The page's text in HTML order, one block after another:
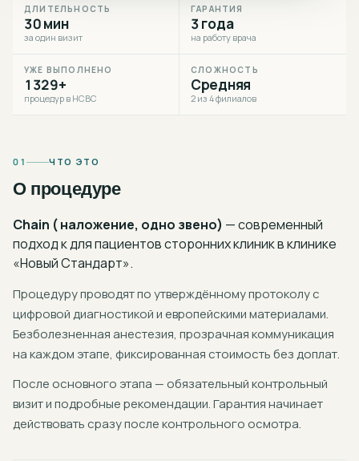
ДЛИТЕЛЬНОСТЬ
30 мин
за один визит
ГАРАНТИЯ
3 года
на работу врача
УЖЕ ВЫПОЛНЕНО
1329+
процедур в НСВС
СЛОЖНОСТЬ
Средняя
2 из 4 филиалов
01 ЧТО ЭТО
О процедуре
Chain ( наложение, одно звено) — современный
подход кдля пациентов сторонних клиникв клинике
«Новый Стандарт».
Процедуру проводят по утверждённому протоколу с
цифровой диагностикой и европейскими материалами.
Безболезненная анестезия, прозрачная коммуникация
на каждом этапе, фиксированная стоимость без доплат.
После основного этапа — обязательный контрольный
визит и подробные рекомендации. Гарантия начинает
действовать сразу после контрольного осмотра.